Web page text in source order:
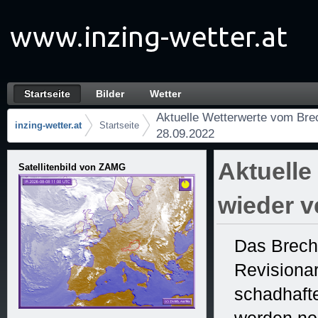
Aktuelle Wetterwerte vom Brechten
ナビゲーション
Startseite Bilder Wetter
パンくずリスト
inzing-wetter.at Startseite
Aktuelle Wetterwerte vom
28.09.2022
Satellitenbild von ZAMG
Aktuelle
wieder
Das